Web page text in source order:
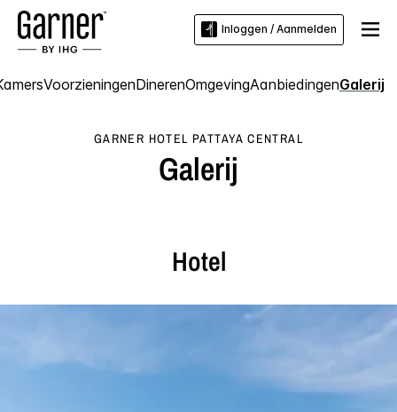
Inloggen / Aanmelden
VoorzieningenDinerenOmgevingAanbiedingenGalerij
GARNER HOTEL PATTAYA CENTRAL
Galerij
Hotel